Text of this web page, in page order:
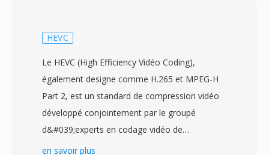
barrières de brevets et de redevances qui
vidéo web ouverte. Le conteneur WebM hérité
de la structuré binaire efficace de Matroska
tout en la restreignant à dès profils optimisés
pour le web, assurant une analysé rapide et
une implementation légère dans les
HEVC
Le HEVC (High Efficiency Vidéo Coding),
également designe comme H.265 et MPEG-H
Part 2, est un standard de compression vidéo
développé conjointement par le groupé
d&#039;experts en codage vidéo de
l&#039;UIT-T et le groupé d&#039;experts
en savoir plus